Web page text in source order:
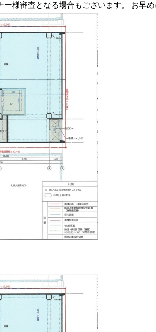
様審査となる場合もございます。 お早め